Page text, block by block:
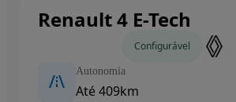
Renault 4 E-Tech
Configurável
Autonomia
Até 409km